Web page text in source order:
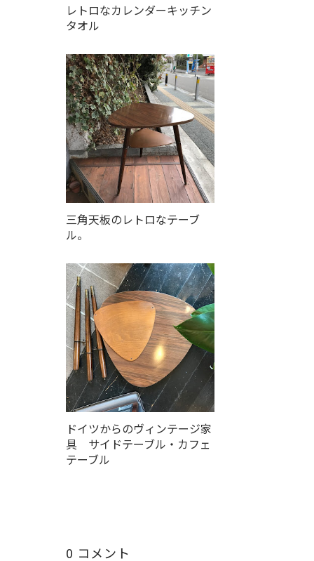
レトロなカレンダーキッチン
タオル
三角天板のレトロなテーブ
ル。
ドイツからのヴィンテージ家
具 サイドテーブル・カフェ
テーブル
0 コメント